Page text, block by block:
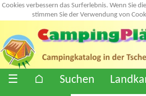
Cookies verbessern das Surferlebnis. Wenn Sie
stimmen Sie der Verwendung von
☰ ⌂ Suchen